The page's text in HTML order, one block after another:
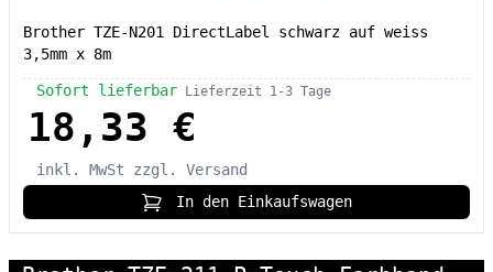
Brother TZE-N201 DirectLabel schwarz auf weiss
3,5mm x 8m
Sofort lieferbar Lieferzeit 1-3 Tage
18,33 €
inkl. MwSt
zzgl. Versand
In den Einkaufswagen